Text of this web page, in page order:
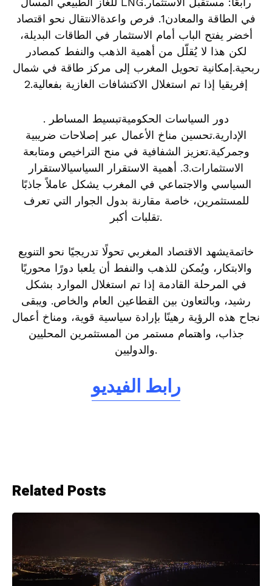
في الطاقة والمعادن1. فرص واعدةالانتقال نحو اقتصاد
أخضر يفتح الباب أمام الاستثمار في الطاقات البديلة،
لكن هذا لا يُقلّل من أهمية الذهب والنفط كمصادر
ربحية.إمكانية تحويل المغرب إلى مركز طاقة في شمال
إفريقيا إذا تم استغلال الاكتشافات الغازية بفعالية.2
. دور السياسات الحكوميةتبسيط المساطر
الإدارية.تحسين مناخ الأعمال عبر إصلاحات ضريبية
وجمركية.تعزيز الشفافية في منح التراخيص ومتابعة
الاستثمارات.3. أهمية الاستقرار السياسيالاستقرار
السياسي والاجتماعي في المغرب يشكل عاملاً جاذبًا
للمستثمرين، خاصة مقارنة بدول الجوار التي تعرف
تقلبات أكبر.
خاتمةيشهد الاقتصاد المغربي تحولًا تدريجيًا نحو التنويع
والابتكار، ويُمكن للذهب والنفط أن يلعبا دورًا محوريًا
في المرحلة القادمة إذا تم استغلال الموارد بشكل
رشيد، وبالتعاون بين القطاعين العام والخاص. ويبقى
نجاح هذه الرؤية رهينًا بإرادة سياسية قوية، ومناخ أعمال
جذاب، واهتمام مستمر من المستثمرين المحليين
والدوليين.
رابط الفيديو
Related Posts